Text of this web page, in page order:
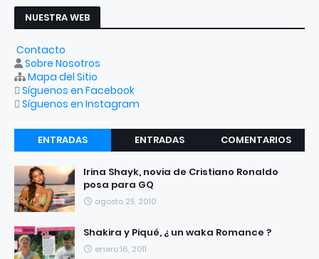
NUESTRA WEB
Contacto
Sobre Nosotros
Mapa del Sitio
Síguenos en Facebook
Síguenos en Instagram
ENTRADAS
RECIENTES
ENTRADAS
COMENTARIOS
Irina Shayk, novia de Cristiano Ronaldo
posa para GQ
agosto 25, 2010
Shakira y Piqué, ¿ un waka Romance ?
enero 16, 2011